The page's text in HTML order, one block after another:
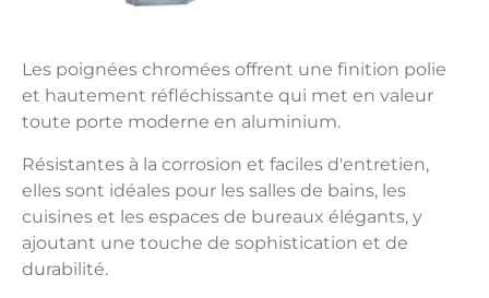
Les poignées chromées offrent une finition polie
et hautement réfléchissante qui met en valeur
toute porte moderne en aluminium.
Résistantes à la corrosion et faciles d'entretien,
elles sont idéales pour les salles de bains, les
cuisines et les espaces de bureaux élégants, y
ajoutant une touche de sophistication et de
durabilité.